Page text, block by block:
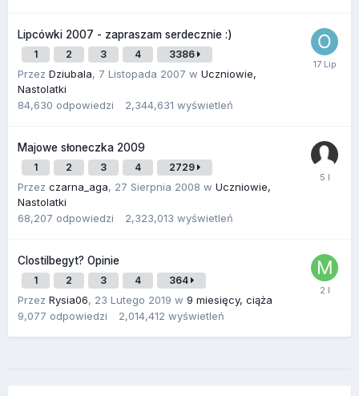
Lipcówki 2007 - zapraszam serdecznie :)
1 2 3 4 3386
Przez Dziubala, 7 Listopada 2007 w Uczniowie,
Nastolatki
84,630 odpowiedzi 2,344,631 wyświetleń
Majowe słoneczka 2009
1 2 3 4 2729
Przez czarna_aga, 27 Sierpnia 2008 w Uczniowie,
Nastolatki
68,207 odpowiedzi 2,323,013 wyświetleń
Clostilbegyt? Opinie
1 2 3 4 364
Przez Rysia06, 23 Lutego 2019 w 9 miesięcy, ciąża
9,077 odpowiedzi 2,014,412 wyświetleń